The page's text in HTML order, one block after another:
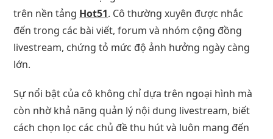
trên nền tảng Hot51. Cô thường xuyên được nhắc
đến trong các bài viết, forum và nhóm cộng đồng
livestream, chứng tỏ mức độ ảnh hưởng ngày càng
lớn.
Sự nổi bật của cô không chỉ dựa trên ngoại hình mà
còn nhờ khả năng quản lý nội dung livestream, biết
cách chọn lọc các chủ đề thu hút và luôn mang đến